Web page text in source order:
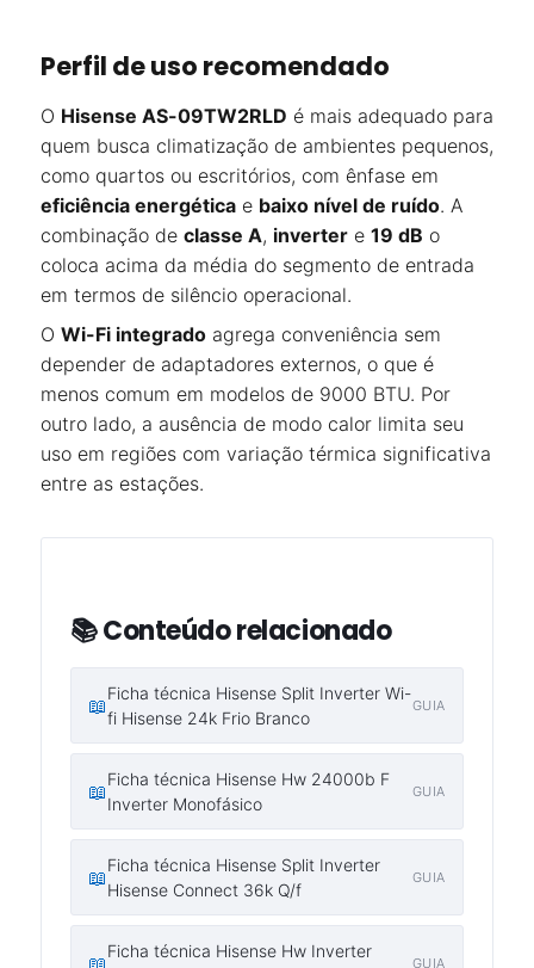
Perfil de uso recomendado
O Hisense AS-09TW2RLD é mais adequado para
quem busca climatização de ambientes pequenos,
como quartos ou escritórios, com ênfase em
eficiência energética e baixo nível de ruído. A
combinação de classe A, inverter e 19 dB o
coloca acima da média do segmento de entrada
em termos de silêncio operacional.
O Wi-Fi integrado agrega conveniência sem
depender de adaptadores externos, o que é
menos comum em modelos de 9000 BTU. Por
outro lado, a ausência de modo calor limita seu
uso em regiões com variação térmica significativa
entre as estações.
📚 Conteúdo relacionado
📖
Ficha técnica Hisense Split Inverter Wi-
fi Hisense 24k Frio Branco
GUIA
📖
Ficha técnica Hisense Hw 24000b F
Inverter Monofásico
GUIA
📖
Ficha técnica Hisense Split Inverter
Hisense Connect 36k Q/f
GUIA
📖
Ficha técnica Hisense Hw Inverter
GUIA